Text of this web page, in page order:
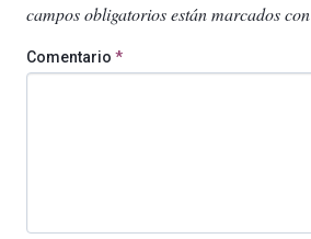
campos obligatorios están marcados con
Comentario *